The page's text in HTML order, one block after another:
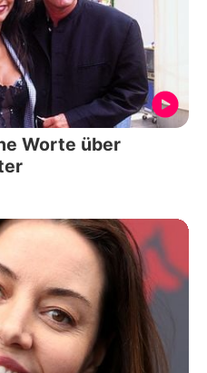
Worte über